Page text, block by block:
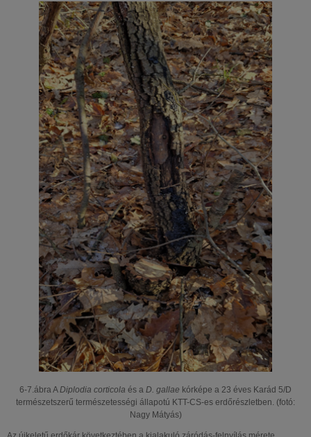
6-7.ábra ADiplodia corticola és a D. gallae kórképe a 23 éves Karád 5/D
természetszerű természetességi állapotú KTT-CS-es erdőrészletben. (fotó:
Nagy Mátyás)